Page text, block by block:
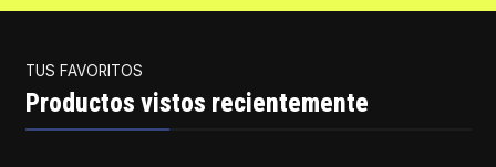
TUS FAVORITOS
Productos vistos recientemente